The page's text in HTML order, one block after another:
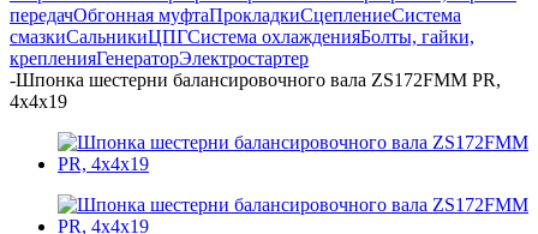
передачОбгонная муфтаПрокладкиСцеплениеСистема
смазкиСальникиЦПГСистема охлажденияБолты, гайки,
крепленияГенераторЭлектростартер
-Шпонка шестерни балансировочного вала ZS172FMM PR,
4x4x19